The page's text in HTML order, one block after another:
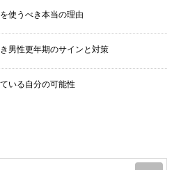
使うべき本当の理由
男性更年期のサインと対策
いる自分の可能性